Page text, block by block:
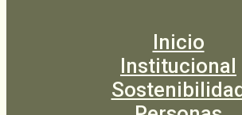
Inicio
Institucional